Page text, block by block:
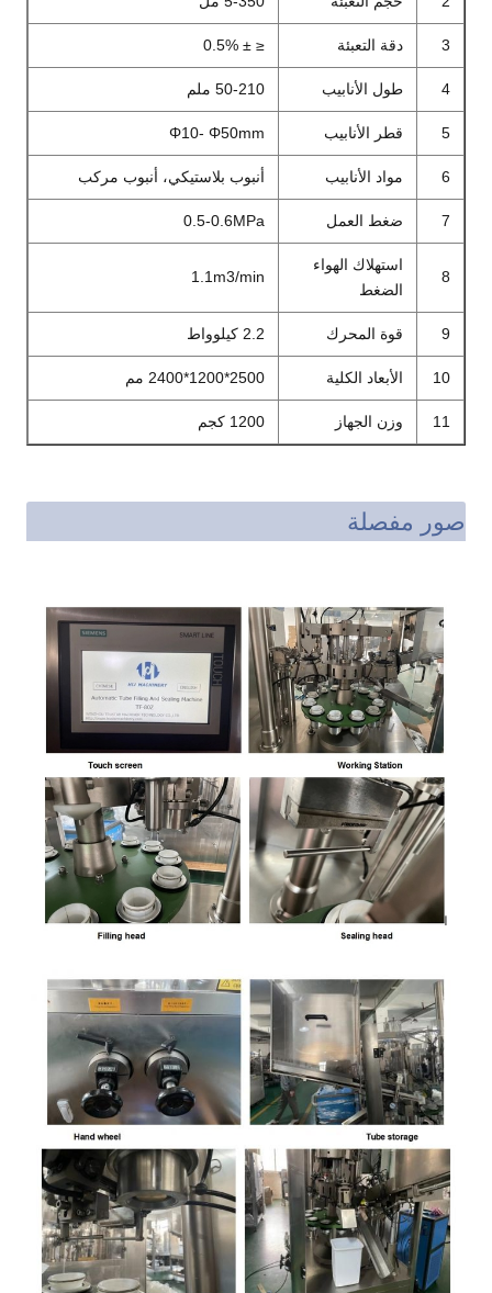
3 دقة التعبئة ≤ ± 0.5%
4 طول الأنابيب 50-210 ملم
5 قطر الأنابيب Φ10- Φ50mm
6 مواد الأنابيب أنبوب بلاستيكي، أنبوب مركب
7 ضغط العمل 0.5-0.6MPa
8
استهلاك الهواء
الضغط
1.1m3/min
9 قوة المحرك 2.2 كيلوواط
10 الأبعاد الكلية 2500*1200*2400 مم
11 وزن الجهاز 1200 كجم
صور مفصلة